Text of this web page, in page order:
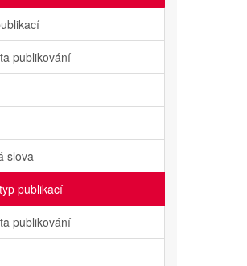
publikování
slova
publikací
publikování